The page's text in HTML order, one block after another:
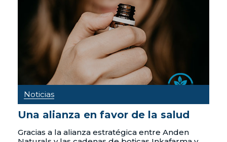
Noticias
Una alianza en favor de la salud
Gracias a la alianza estratégica entre Anden